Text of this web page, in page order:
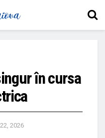
în cursa
2026